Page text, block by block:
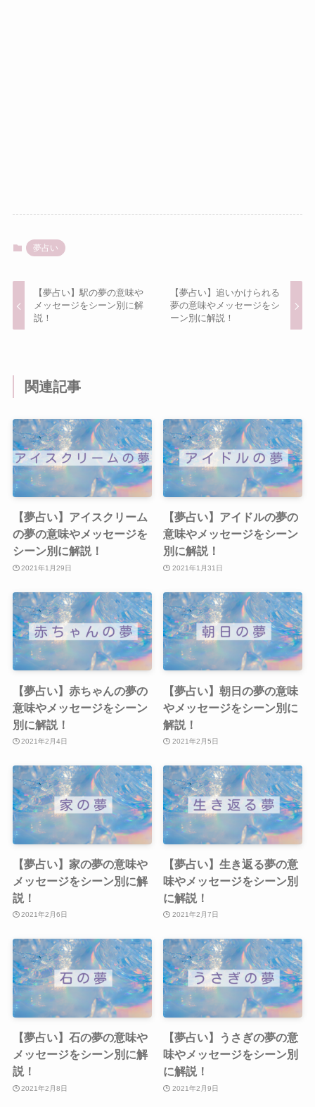
夢占い
【夢占い】駅の夢の意味や
メッセージをシーン別に解
説！
【夢占い】追いかけられる
夢の意味やメッセージをシ
ーン別に解説！
関連記事
【夢占い】アイスクリーム
の夢の意味やメッセージを
シーン別に解説！
2021年1月29日
【夢占い】アイドルの夢の
意味やメッセージをシーン
別に解説！
2021年1月31日
【夢占い】赤ちゃんの夢の
意味やメッセージをシーン
別に解説！
2021年2月4日
【夢占い】朝日の夢の意味
やメッセージをシーン別に
解説！
2021年2月5日
【夢占い】家の夢の意味や
メッセージをシーン別に解
説！
2021年2月6日
【夢占い】生き返る夢の意
味やメッセージをシーン別
に解説！
2021年2月7日
【夢占い】石の夢の意味や
メッセージをシーン別に解
説！
2021年2月8日
【夢占い】うさぎの夢の意
味やメッセージをシーン別
に解説！
2021年2月9日